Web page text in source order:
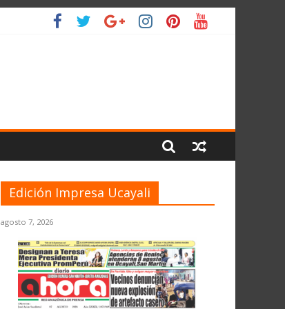
Edición Impresa Ucayali
agosto 7, 2026